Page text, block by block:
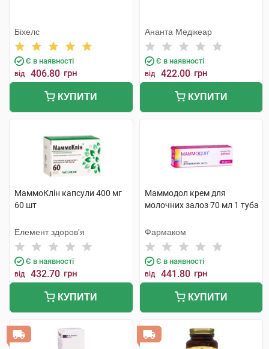
Біхелс
Є в наявності
від 406.80 грн
КУПИТИ
Ананта Медікеар
Є в наявності
від 422.00 грн
КУПИТИ
МаммоКлін капсули 400 мг
60 шт
Елемент здоров'я
Є в наявності
від 432.70 грн
КУПИТИ
Маммодол крем для
молочних залоз 70 мл 1 туба
Фармаком
Є в наявності
від 441.80 грн
КУПИТИ